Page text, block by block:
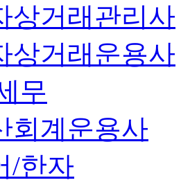
상거래관리사
상거래운용사
무
회계운용사
/한자